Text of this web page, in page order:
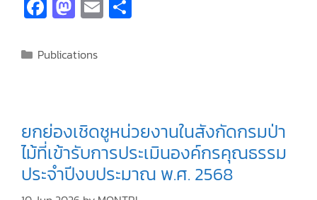
Fa
ce
b
k
M
as
to
n
E
m
Publications
ยกย่องเชิดชูหน่วยงานในสังกัดกรมป่า
ไม้ที่เข้ารับการประเมินองค์กรคุณธรรม
ประจำปีงบประมาณ พ.ศ. 2568